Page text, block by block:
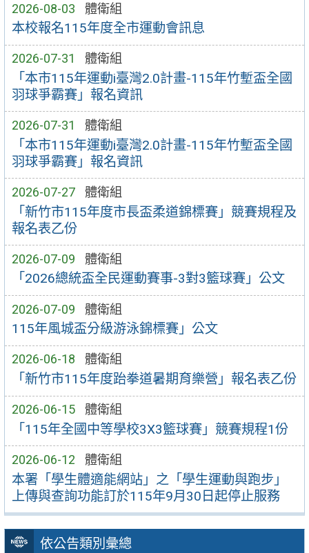
2026-08-03 體衛組
本校報名115年度全市運動會訊息
2026-07-31 體衛組
「本市115年運動i臺灣2.0計畫-115年竹塹盃全國
羽球爭霸賽」報名資訊
2026-07-31 體衛組
「本市115年運動i臺灣2.0計畫-115年竹塹盃全國
羽球爭霸賽」報名資訊
2026-07-27 體衛組
「新竹市115年度市長盃柔道錦標賽」競賽規程及
報名表乙份
2026-07-09 體衛組
「2026總統盃全民運動賽事-3對3籃球賽」公文
2026-07-09 體衛組
115年風城盃分級游泳錦標賽」公文
2026-06-18 體衛組
「新竹市115年度跆拳道暑期育樂營」報名表乙份
2026-06-15 體衛組
「115年全國中等學校3X3籃球賽」競賽規程1份
2026-06-12 體衛組
本署「學生體適能網站」之「學生運動與跑步」
上傳與查詢功能訂於115年9月30日起停止服務
依公告類別彙總